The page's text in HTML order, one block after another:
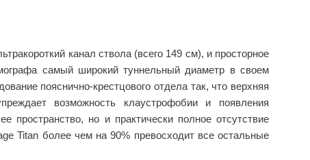
канал ствола (всего 149 см), и просторное
самый широкий туннельный диаметр в своем
пояснично-крестцового отдела так, что верхняя
возможность клаустрофобии и появления
пространство, но и практически полное отсутствие
Titan более чем на 90% превосходит все остальные